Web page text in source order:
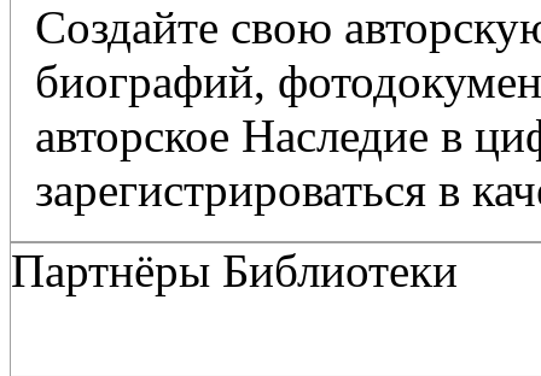
Создайте свою
биографий,
авторское Наследие в
зарегистрироваться в
Партнёры Библиотеки